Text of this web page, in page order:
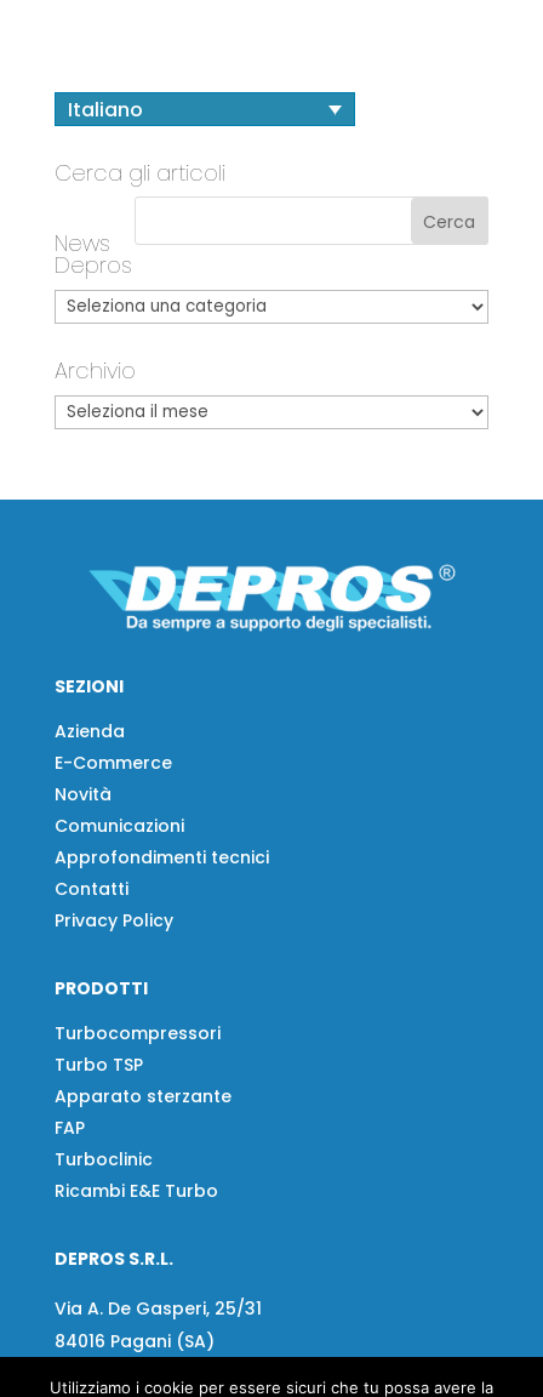
Italiano
Cerca gli articoli
News
Depros
Archivio
SEZIONI
Azienda
E-Commerce
Novità
Comunicazioni
Approfondimenti tecnici
Contatti
Privacy Policy
PRODOTTI
Turbocompressori
Turbo TSP
Apparato sterzante
FAP
Turboclinic
Ricambi E&E Turbo
DEPROS S.R.L.
Via A. De Gasperi, 25/31
84016 Pagani (SA)
Tel:+39 081 918020
Utilizziamo i cookie per essere sicuri che tu possa avere la